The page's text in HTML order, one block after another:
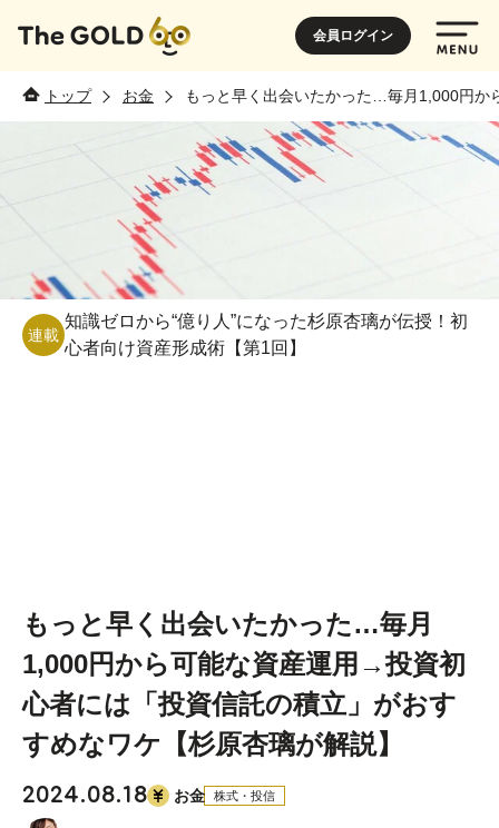
会員ログイン
トップ お金 もっと早く出会いたかった…毎月1,000円か
連載
知識ゼロから“億り人”になった杉原杏璃が伝授！初
心者向け資産形成術【第1回】
もっと早く出会いたかった…毎月
1,000円から可能な資産運用→投資初
心者には「投資信託の積立」がおす
すめなワケ【杉原杏璃が解説】
2024.08.18 お金 株式・投信